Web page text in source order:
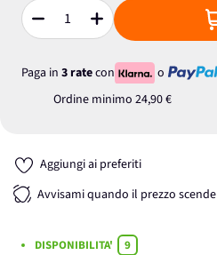
Quantità
Paga in 3 ratecon
o
Ordine minimo 24,90 €
Aggiungi ai preferiti
Avvisami quando il prezzo scende
DISPONIBILITA'
9